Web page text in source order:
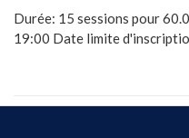
Durée: 15 sessions pour
19:00 Date limite